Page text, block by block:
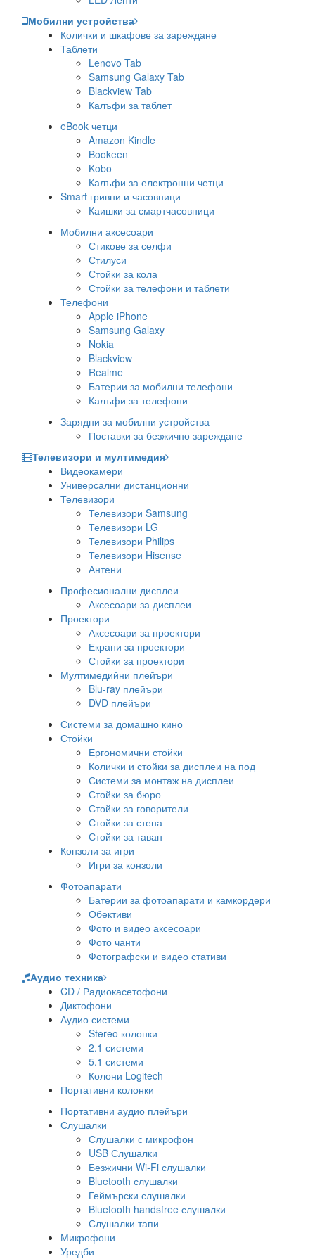
Мобилни устройства
Колички и шкафове за зареждане
Таблети
Lenovo Tab
Samsung Galaxy Tab
Blackview Tab
Калъфи за таблет
eBook четци
Amazon Kindle
Bookeen
Kobo
Калъфи за електронни четци
Smart гривни и часовници
Каишки за смартчасовници
Мобилни аксесоари
Стикове за селфи
Стилуси
Стойки за кола
Стойки за телефони и таблети
Телефони
Apple iPhone
Samsung Galaxy
Nokia
Blackview
Realme
Батерии за мобилни телефони
Калъфи за телефони
Зарядни за мобилни устройства
Поставки за безжично зареждане
Телевизори и мултимедия
Видеокамери
Универсални дистанционни
Телевизори
Телевизори Samsung
Телевизори LG
Телевизори Philips
Телевизори Hisense
Антени
Професионални дисплеи
Аксесоари за дисплеи
Проектори
Аксесоари за проектори
Екрани за проектори
Стойки за проектори
Мултимедийни плейъри
Blu-ray плейъри
DVD плейъри
Системи за домашно кино
Стойки
Ергономични стойки
Колички и стойки за дисплеи на под
Системи за монтаж на дисплеи
Стойки за бюро
Стойки за говорители
Стойки за стена
Стойки за таван
Конзоли за игри
Игри за конзоли
Фотоапарати
Батерии за фотоапарати и камкордери
Обективи
Фото и видео аксесоари
Фото чанти
Фотографски и видео стативи
Аудио техника
CD / Радиокасетофони
Диктофони
Аудио системи
Stereo колонки
2.1 системи
5.1 системи
Колони Logitech
Портативни колонки
Портативни аудио плейъри
Слушалки
Слушалки с микрофон
USB Слушалки
Безжични Wi-Fi слушалки
Bluetooth слушалки
Геймърски слушалки
Bluetooth handsfree слушалки
Слушалки тапи
Микрофони
Уредби